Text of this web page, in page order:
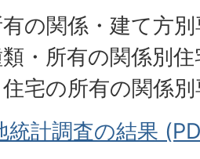
の関係・建て方
・所有の関係別
宅の所有の関係
統計調査の結果